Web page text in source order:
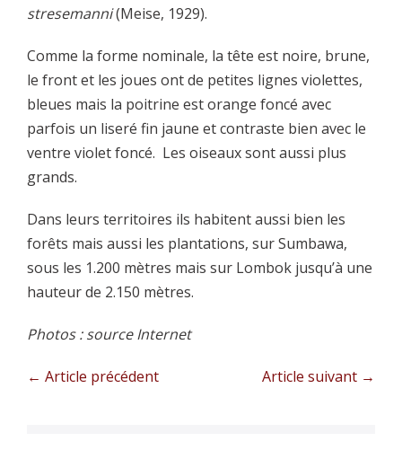
stresemanni(Meise, 1929).
Comme la forme nominale, la tête est noire, brune,
le front et les joues ont de petites lignes violettes,
bleues mais la poitrine est orange foncé avec
parfois un liseré fin jaune et contraste bien avec le
ventre violet foncé. Les oiseaux sont aussi plus
grands.
Dans leurs territoires ils habitent aussi bien les
forêts mais aussi les plantations, sur Sumbawa,
sous les 1.200 mètres mais sur Lombok jusqu’à une
hauteur de 2.150 mètres.
Photos : source Internet
Navigation
← Article précédent Article suivant →